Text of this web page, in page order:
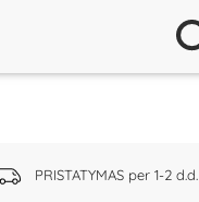
PRISTATYMAS per 1-2 d.d.